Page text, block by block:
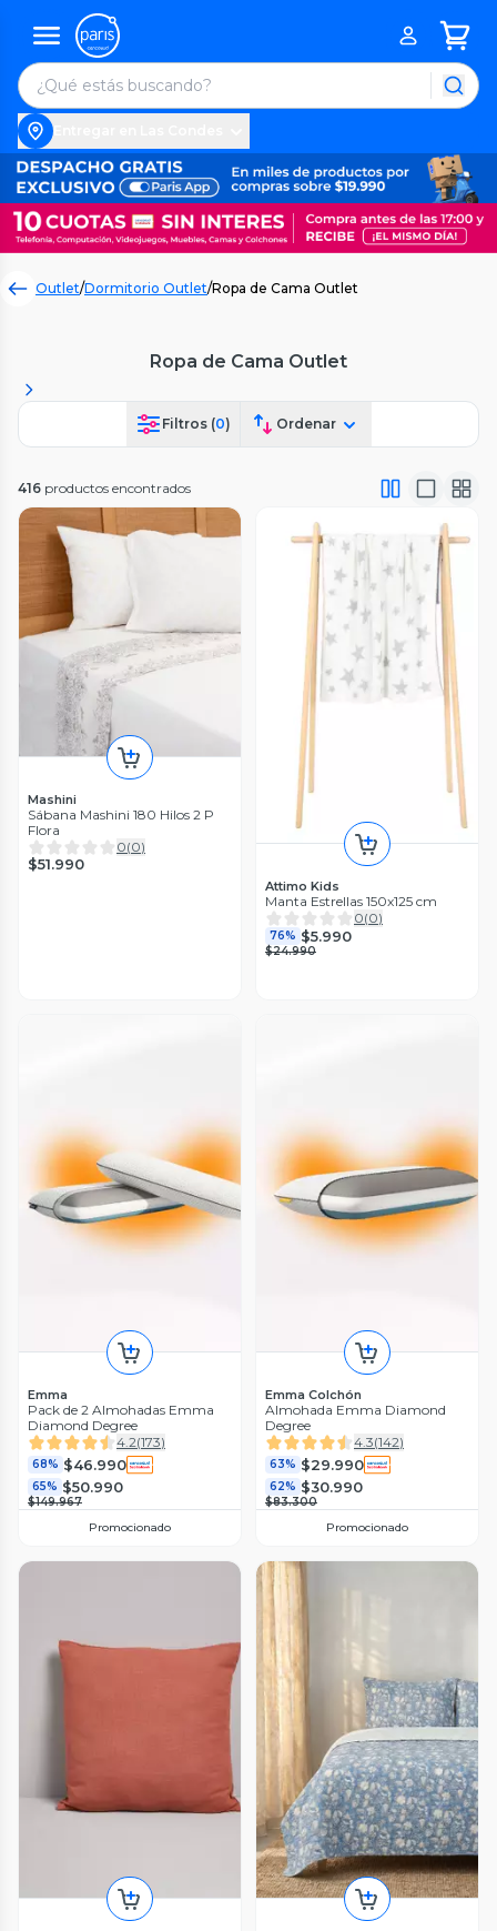
Outlet/Dormitorio Outlet/Ropa de Cama Outlet
Ropa de Cama Outlet
Filtros (0) Ordenar
416 productos encontrados
Mashini
Sábana Mashini 180 Hilos 2 P
Flora
0(0)
$51.990
Attimo Kids
Manta Estrellas 150x125 cm
0(0)
76% $5.990
$24.990
Emma
Pack de 2 Almohadas Emma
Diamond Degree
4.2(173)
68% $46.990
65% $50.990
$149.967
Promocionado
Emma Colchón
Almohada Emma Diamond
Degree
4.3(142)
63% $29.990
62% $30.990
$83.300
Promocionado